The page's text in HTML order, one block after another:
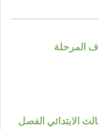
المرحلة
الابتدائي الفصل